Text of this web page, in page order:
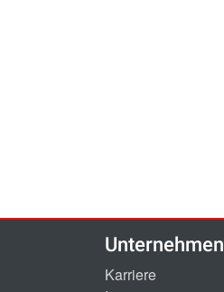
Unternehmen
Karriere